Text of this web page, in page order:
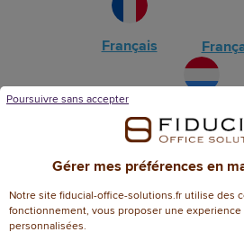
Français
Luxembourg
Gérer mes préférences en
Notre site fiducial-office-solutions.fr utilise des
fonctionnement, vous proposer une
personnalisées.
Poursuivre sans accepter